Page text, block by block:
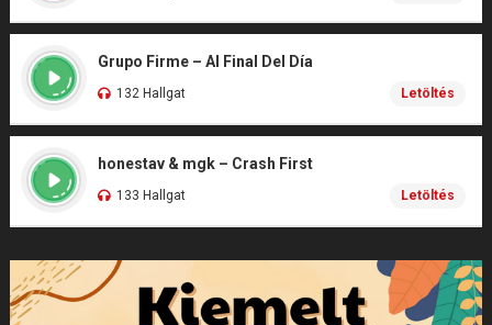
Grupo Firme – Al Final Del Día
132 Hallgat Letöltés
honestav & mgk – Crash First
133 Hallgat Letöltés